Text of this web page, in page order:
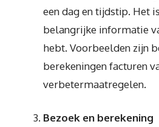
een dag en tijdstip. Het
belangrijke informatie
hebt. Voorbeelden zijn
berekeningen facturen
verbetermaatregelen.
Bezoek en berekening